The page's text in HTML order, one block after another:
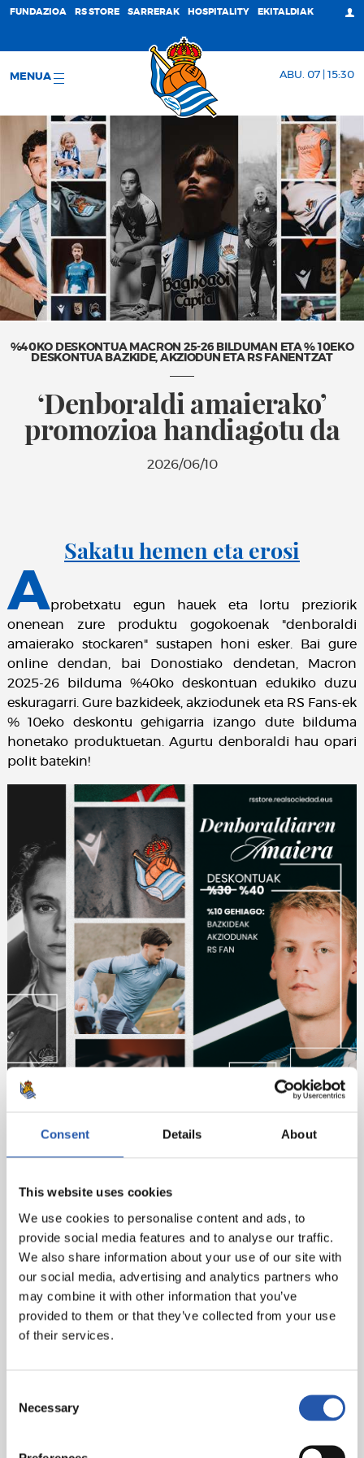
Consent Details About
This website uses cookies
We use cookies to personalise content and ads, to
provide social media features and to analyse our traffic.
We also share information about your use of our site with
our social media, advertising and analytics partners who
may combine it with other information that you’ve
provided to them or that they’ve collected from your use
of their services.
Selection
Necessary
FUNDAZIOA RS STORE SARRERAK HOSPITALITY EKITALDIAK
MENUA ABU. 07 | 15:30
%40KO DESKONTUA MACRON 25-26 BILDUMAN ETA % 10EKO
DESKONTUA BAZKIDE, AKZIODUN ETA RS FANENTZAT
‘Denboraldi amaierako’
promozioa handiagotu da
2026/06/10
Sakatu hemen eta erosi
Aprobetxatu egun hauek eta lortu preziorik
onenean zure produktu gogokoenak "denboraldi
amaierako stockaren" sustapen honi esker. Bai gure
online dendan, bai Donostiako dendetan, Macron
2025-26 bilduma %40ko deskontuan edukiko duzu
eskuragarri. Gure bazkideek, akziodunek eta RS Fans-ek
% 10eko deskontu gehigarria izango dute bilduma
honetako produktuetan. Agurtu denboraldi hau opari
polit batekin!